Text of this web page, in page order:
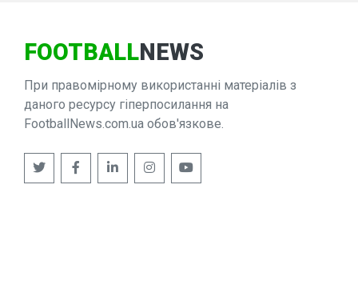
FOOTBALLNEWS
При правомірному використанні матеріалів з
даного ресурсу гіперпосилання на
FootballNews.com.ua обов'язкове.